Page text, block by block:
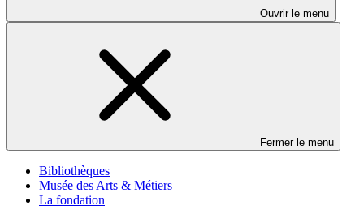
Ouvrir le menu
Fermer le menu
Bibliothèques
Musée des Arts & Métiers
La fondation